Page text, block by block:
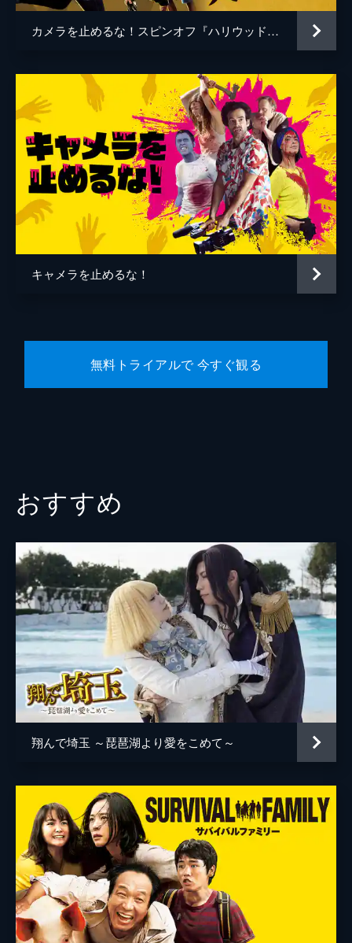
黒岡大吾 イワゴウサトシ
相田舞 高橋恭子
監督 上田慎一郎
脚本 上田慎一郎
音楽 永井カイル
カメラを止めるな！スピンオフ『ハリウッド大作戦!』
キャメラを止めるな！
無料トライアルで 今すぐ観る
おすすめ
翔んで埼玉 ～琵琶湖より愛をこめて～